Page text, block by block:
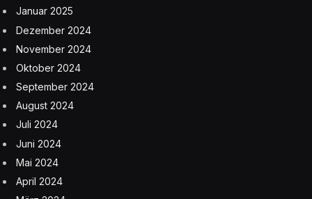
Januar 2025
Dezember 2024
November 2024
Oktober 2024
September 2024
August 2024
Juli 2024
Juni 2024
Mai 2024
April 2024